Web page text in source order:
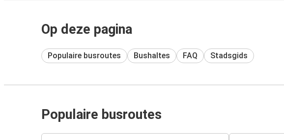
Op deze pagina
Populaire busroutes Bushaltes FAQ Stadsgids
Populaire busroutes